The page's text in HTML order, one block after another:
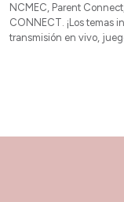
NCMEC, Parent
CONNECT. ¡Los temas
transmisión en vivo,